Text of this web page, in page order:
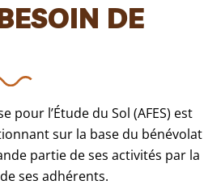
DE
pour l’Étude du Sol (AFES) est
sur la base du bénévolat
partie de ses activités par la
ses adhérents.